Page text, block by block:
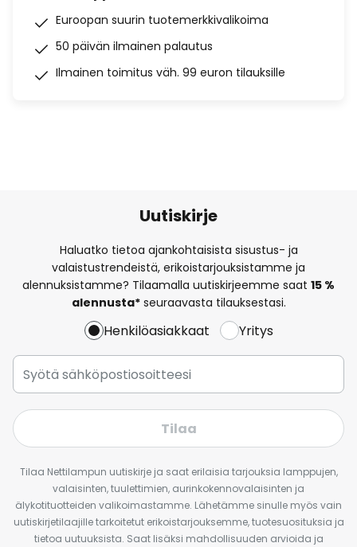
Euroopan suurin tuotemerkkivalikoima
50 päivän ilmainen palautus
Ilmainen toimitus väh. 99 euron tilauksille
Uutiskirje
Haluatko tietoa ajankohtaisista sisustus- ja
valaistustrendeistä, erikoistarjouksistamme ja
alennuksistamme? Tilaamalla uutiskirjeemme saat 15 %
alennusta*seuraavasta tilauksestasi.
Henkilöasiakkaat Yritys
Tilaa
Tilaa Nettilampun uutiskirje ja saat erilaisia tarjouksia lamppujen,
valaisinten, tuulettimien, aurinkokennovalaisinten ja
älykotituotteiden valikoimastamme. Lähetämme sinulle myös vain
uutiskirjetilaajille tarkoitetut erikoistarjouksemme, tuotesuosituksia ja
tietoa uutuuksista. Saat lisäksi mahdollisuuden arvioida ja